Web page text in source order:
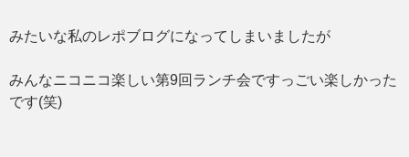
みたいな私のレポブログになってしまいましたが
みんなニコニコ楽しい第9回ランチ会ですっごい楽しかった
です(笑)